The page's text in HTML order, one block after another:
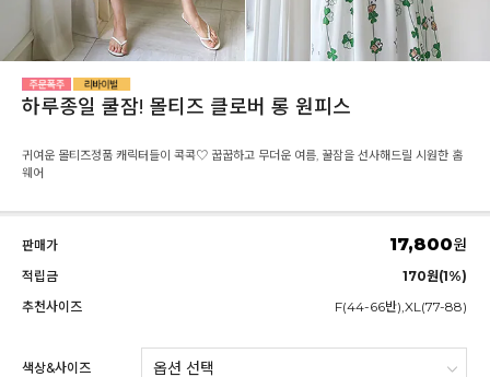
하루종일 쿨잠! 몰티즈 클로버 롱 원피스
귀여운 몰티즈정품 캐릭터들이 콕콕♡ 꿉꿉하고 무더운 여름, 꿀잠을 선사해드릴 시원한 홈
웨어
판매가 17,800원
적립금
170원(1%)
추천사이즈
F(44-66반),XL(77-88)
색상&사이즈